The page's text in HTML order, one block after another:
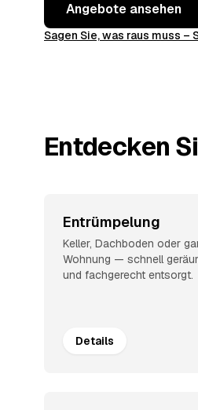
Angebote ansehen
Sagen Sie, was raus muss
Entdecken
Entrümpelung
Keller, Dachboden oder
Wohnung — schnell
und fachgerecht entsorgt.
Details